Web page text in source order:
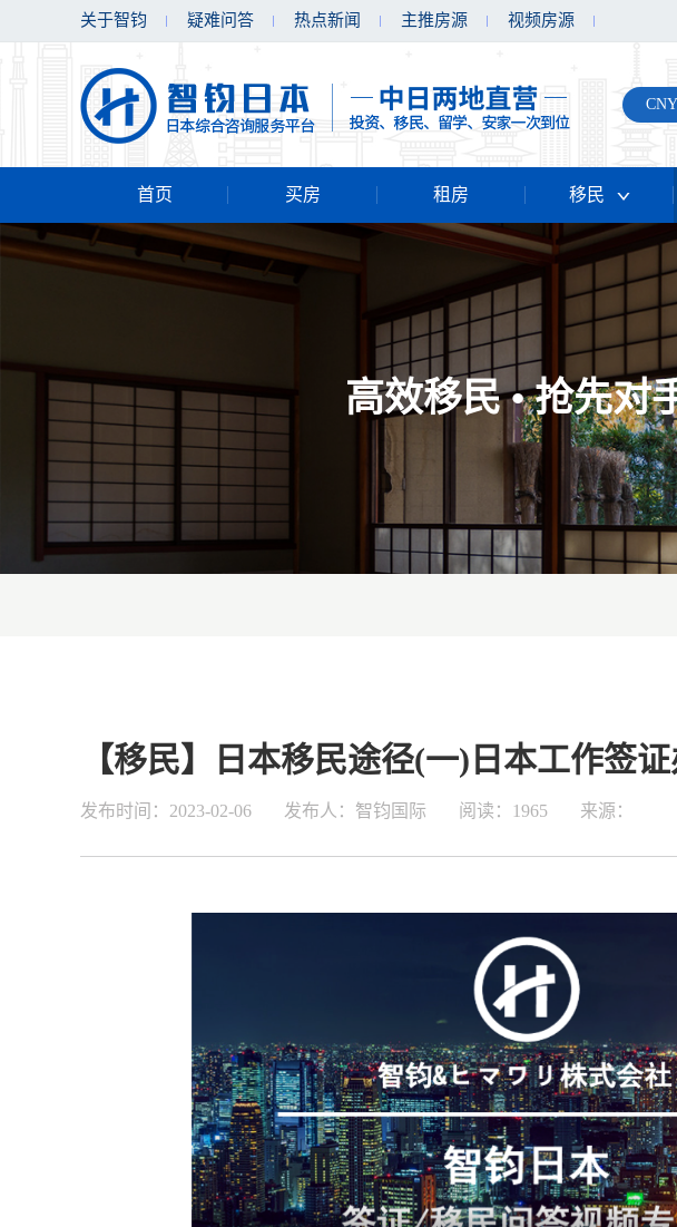
关于智钧 疑难问答 热点新闻 主推房源 视频房源
CNY
首页 买房 租房 移民
高效移民 • 抢先对
【移民】日本移民途径(一)日本工作签
发布时间：2023-02-06 发布人：智钧国际 阅读：1965 来源：